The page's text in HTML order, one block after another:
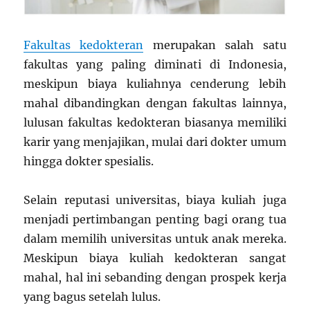
Fakultas kedokteran merupakan salah satu
fakultas yang paling diminati di Indonesia,
meskipun biaya kuliahnya cenderung lebih
mahal dibandingkan dengan fakultas lainnya,
lulusan fakultas kedokteran biasanya memiliki
karir yang menjajikan, mulai dari dokter umum
hingga dokter spesialis.
Selain reputasi universitas, biaya kuliah juga
menjadi pertimbangan penting bagi orang tua
dalam memilih universitas untuk anak mereka.
Meskipun biaya kuliah kedokteran sangat
mahal, hal ini sebanding dengan prospek kerja
yang bagus setelah lulus.